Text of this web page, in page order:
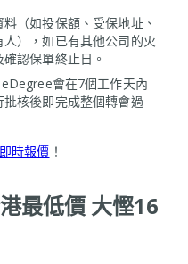
（如投保額、受保地址、
），如已有其他公司的火
認保單終止日。
會在7個工作天內
核後即完成整個轉會過
時報價 ！
最低價 大慳16